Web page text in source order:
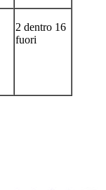
2 dentro 16
fuori